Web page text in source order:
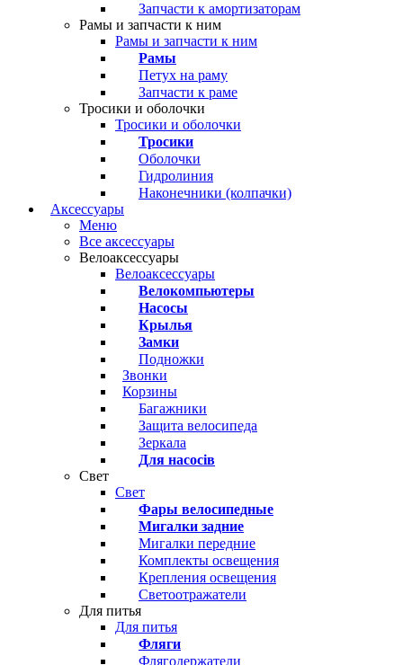
Запчасти к амортизаторам
Рамы и запчасти к ним
Рамы и запчасти к ним
Рамы
Петух на раму
Запчасти к раме
Тросики и оболочки
Тросики и оболочки
Тросики
Оболочки
Гидролиния
Наконечники (колпачки)
Аксессуары
Меню
Все аксессуары
Велоаксессуары
Велоаксессуары
Велокомпьютеры
Насосы
Крылья
Замки
Подножки
Звонки
Корзины
Багажники
Защита велосипеда
Зеркала
Для насосів
Свет
Свет
Фары велосипедные
Мигалки задние
Мигалки передние
Комплекты освещения
Крепления освещения
Светоотражатели
Для питья
Для питья
Фляги
Флягодержатели